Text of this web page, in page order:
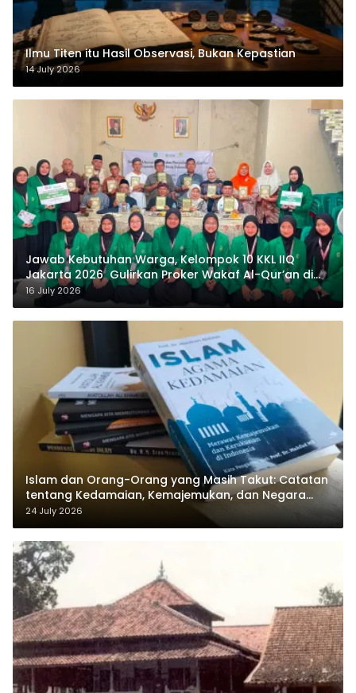
Ilmu Titen itu Hasil Observasi, Bukan Kepastian
14 July 2026
Jawab Kebutuhan Warga, Kelompok 10 KKL IIQ
Jakarta 2026 Gulirkan Proker Wakaf Al-Qur’an di
Sukamanah
16 July 2026
Islam dan Orang-Orang yang Masih Takut: Catatan
tentang Kedamaian, Kemajemukan, dan Negara
dalam Pemikiran Masykuri Abdillah
24 July 2026